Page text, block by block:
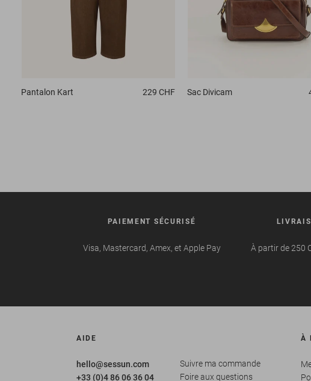
Pantalon Kart 229 CHF Sac Divicam
PAIEMENT SÉCURISÉ
Visa, Mastercard, Amex, et Apple Pay À partir de 250
AIDE
hello@sessun.com
+33 (0)4 86 06 36 04
Suivre ma commande
Foire aux questions
À